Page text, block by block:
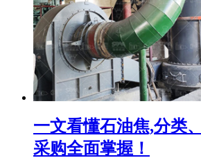
一文看懂石油焦,分类
采购全面掌握！